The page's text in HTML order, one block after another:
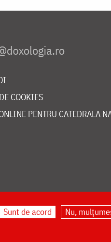
COOKIES
PENTRU CATEDRALA
Sunt de acord Nu,